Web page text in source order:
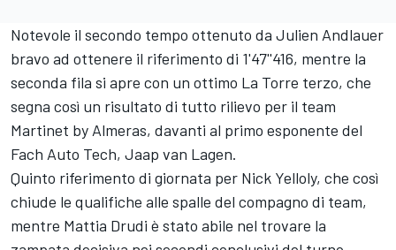
Notevole il secondo tempo ottenuto da Julien Andlauer
bravo ad ottenere il riferimento di 1'47''416, mentre la
seconda fila si apre con un ottimo La Torre terzo, che
segna così un risultato di tutto rilievo per il team
Martinet by Almeras, davanti al primo esponente del
Fach Auto Tech, Jaap van Lagen.
Quinto riferimento di giornata per Nick Yelloly, che così
chiude le qualifiche alle spalle del compagno di team,
mentre Mattia Drudi è stato abile nel trovare la